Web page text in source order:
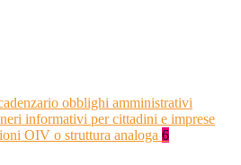
obblighi amministrativi
informativi per cittadini e imprese
OIV o struttura analoga 6